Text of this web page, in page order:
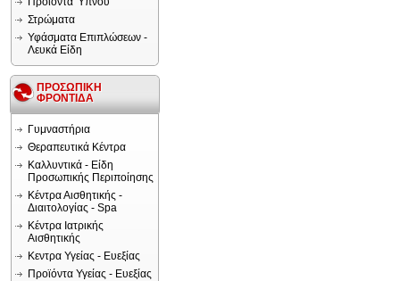
Στρώματα
Υφάσματα Επιπλώσεων -
Λευκά Είδη
ΠΡΟΣΩΠΙΚΗ
ΦΡΟΝΤΙΔΑ
Γυμναστήρια
Θεραπευτικά Κέντρα
Καλλυντικά - Είδη
Προσωπικής Περιποίησης
Κέντρα Αισθητικής -
Διαιτολογίας - Spa
Κέντρα Ιατρικής
Αισθητικής
Κεντρα Υγείας - Ευεξίας
Προϊόντα Υγείας - Ευεξίας